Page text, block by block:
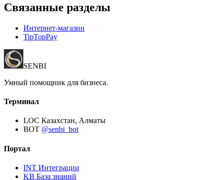
Связанные разделы
Интернет-магазин
TipTopPay
SENBI
Умный помощник для бизнеса.
Терминал
LOC Казахстан, Алматы
BOT @senbi_bot
Портал
INT Интеграции
KB База знаний